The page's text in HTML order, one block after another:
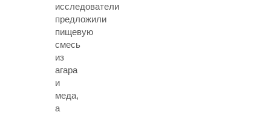
исследователи
предложили
пищевую
смесь
из
агара
и
меда,
а